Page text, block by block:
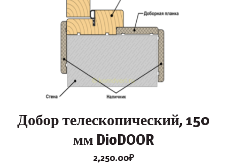
Добор телескопический, 150
мм DioDOOR
2,250.00₽